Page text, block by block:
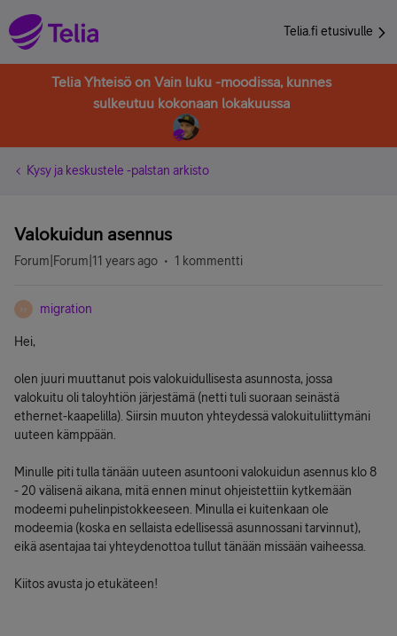
Telia.fi etusivulle
Telia Yhteisö on Vain luku -moodissa, kunnes
sulkeutuu kokonaan lokakuussa
Kysy ja keskustele -palstan arkisto
Valokuidun asennus
Forum|Forum|11 years ago 1 kommentti
M migration
Hei,
olen juuri muuttanut pois valokuidullisesta asunnosta, jossa
valokuitu oli taloyhtiön järjestämä (netti tuli suoraan seinästä
ethernet-kaapelilla). Siirsin muuton yhteydessä valokuituliittymäni
uuteen kämppään.
Minulle piti tulla tänään uuteen asuntooni valokuidun asennus klo 8
- 20 välisenä aikana, mitä ennen minut ohjeistettiin kytkemään
modeemi puhelinpistokkeeseen. Minulla ei kuitenkaan ole
modeemia (koska en sellaista edellisessä asunnossani tarvinnut),
eikä asentajaa tai yhteydenottoa tullut tänään missään vaiheessa.
Kiitos avusta jo etukäteen!